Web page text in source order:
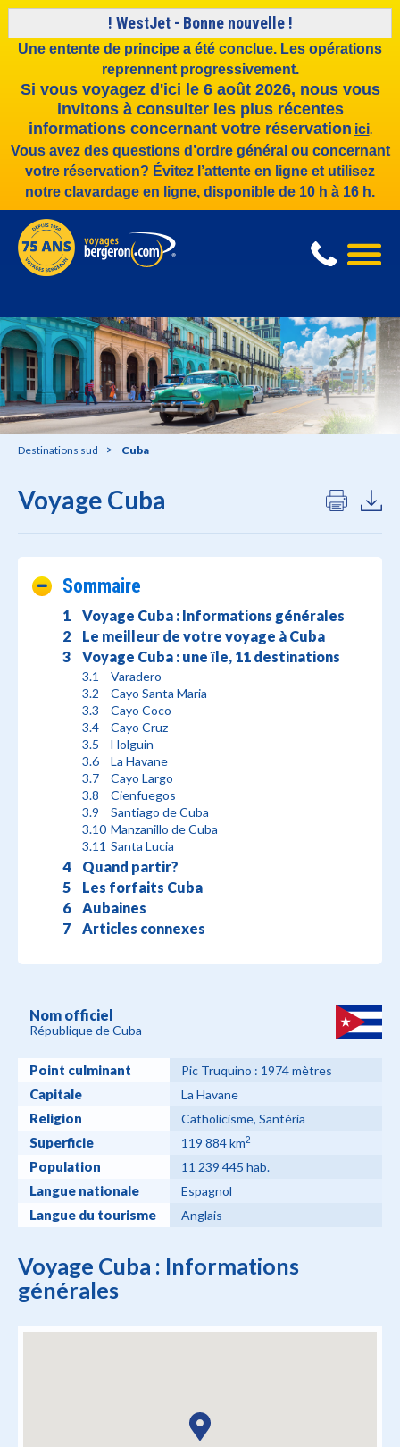
! WestJet - Bonne nouvelle​ !
Une entente de principe a été conclue. Les opérations
reprennent progressivement.
Si vous voyagez d'ici le 6 août 2026, nous vous
invitons à consulter les plus récentes
informations concernant votre réservation ici.
Vous avez des questions d’ordre général ou concernant
votre réservation? Évitez l’attente en ligne et utilisez
notre clavardage en ligne, disponible de 10 h à 16 h.
Destinations sud Cuba
Voyage Cuba
Sommaire
Voyage Cuba : Informations générales
Le meilleur de votre voyage à Cuba
Voyage Cuba : une île, 11 destinations
Varadero
Cayo Santa Maria
Cayo Coco
Cayo Cruz
Holguin
La Havane
Cayo Largo
Cienfuegos
Santiago de Cuba
Manzanillo de Cuba
Santa Lucia
Quand partir?
Les forfaits Cuba
Aubaines
Articles connexes
Nom officiel
République de Cuba
Point culminant Pic Truquino : 1974 mètres
Capitale La Havane
Religion Catholicisme, Santéria
Superficie 119 884 km2
Population 11 239 445 hab.
Langue nationale Espagnol
Langue du tourisme Anglais
Voyage Cuba : Informations
générales